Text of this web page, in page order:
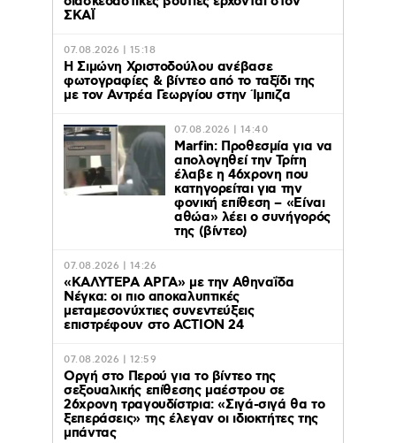
ΣΚΑΪ
07.08.2026 | 15:18
Η Σιμώνη Χριστοδούλου ανέβασε
φωτογραφίες & βίντεο από το ταξίδι της
με τον Αντρέα Γεωργίου στην Ίμπιζα
07.08.2026 | 14:40
Marfin: Προθεσμία για να
απολογηθεί την Τρίτη
έλαβε η 46χρονη που
κατηγορείται για την
φονική επίθεση – «Είναι
αθώα» λέει ο συνήγορός
της (βίντεο)
07.08.2026 | 14:26
«ΚΑΛΥΤΕΡΑ ΑΡΓΑ» με την Αθηναΐδα
Νέγκα: οι πιο αποκαλυπτικές
μεταμεσονύχτιες συνεντεύξεις
επιστρέφουν στο ACTION 24
07.08.2026 | 12:59
Οργή στο Περού για το βίντεο της
σεξουαλικής επίθεσης μαέστρου σε
26χρονη τραγουδίστρια: «Σιγά-σιγά θα το
ξεπεράσεις» της έλεγαν οι ιδιοκτήτες της
μπάντας